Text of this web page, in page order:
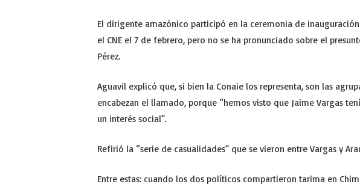
El dirigente amazónico participó en la ceremonia de
el CNE el 7 de febrero, pero no se ha pronunciado sobre el
Pérez.
Aguavil explicó que, si bien la Conaie los representa, son las
encabezan el llamado, porque “hemos visto que Jaime Vargas
un interés social”.
Refirió la “serie de casualidades” que se vieron entre Vargas y
Entre estas: cuando los dos políticos compartieron tarima en